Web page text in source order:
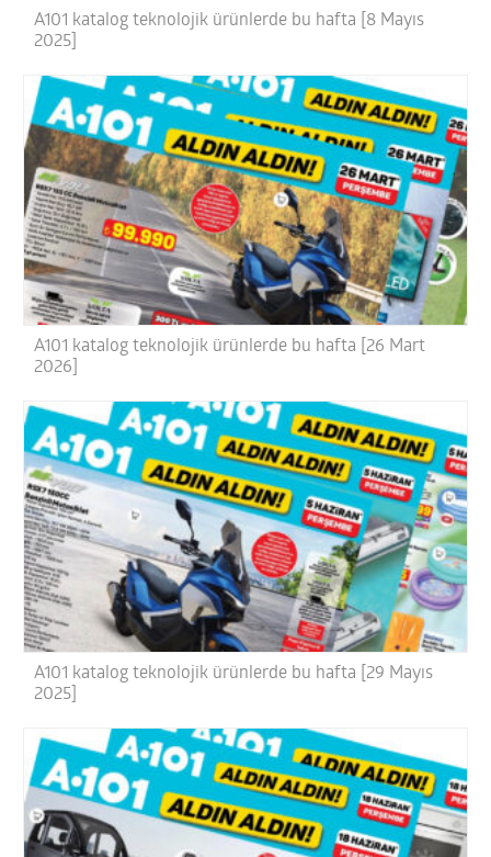
A101 katalog teknolojik ürünlerde bu hafta [8 Mayıs
2025]
A101 katalog teknolojik ürünlerde bu hafta [26 Mart
2026]
A101 katalog teknolojik ürünlerde bu hafta [29 Mayıs
2025]